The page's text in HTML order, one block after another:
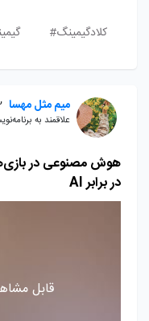
کلادگیمینگ#
میم مثل مهسا 2
علاقمند به
هوش مصنوعی در
در برابر AI
قابل